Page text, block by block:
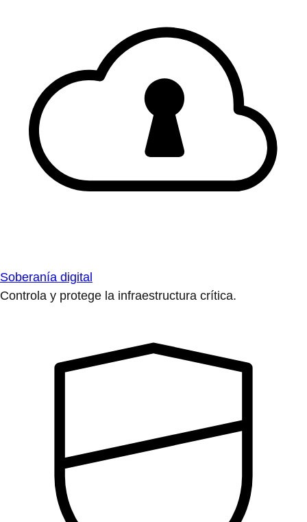
Soberanía digital
Controla y protege la infraestructura crítica.